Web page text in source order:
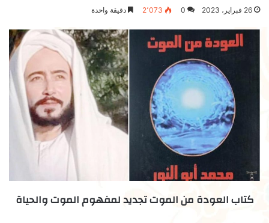
26 فبراير، 2023 0 2٬073 دقيقة واحدة
كتاب العودة من الموت تجديد لمفهوم الموت والحياة